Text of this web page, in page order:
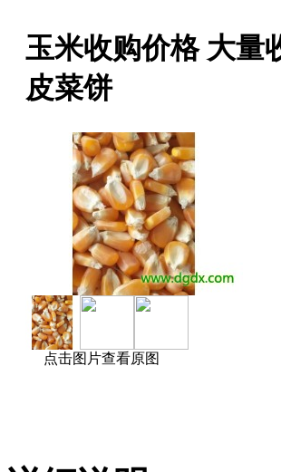
玉米收购价格 大量
皮菜饼
点击图片查看原图